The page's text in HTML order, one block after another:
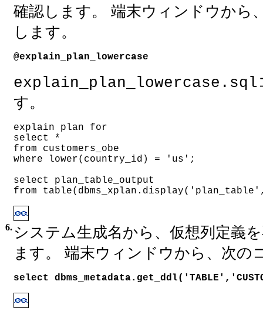
確認します。 端末ウィンドウから
します。
@explain_plan_lowercase
explain_plan_lowercase.sql
す。
explain plan for
select *
from customers_obe
where lower(country_id) = 'us';
select plan_table_output
from
6. システム生成名から、仮想列定義
ます。 端末ウィンドウから、次の
select